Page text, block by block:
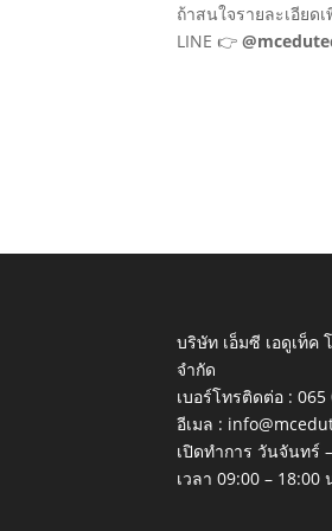
ถ้าสนใจรายละเอีย
LINE 👉
บริษัท เอ็มซี เอดูเท็ค
จำกัด
เบอร์โทรติดต่อ :065
อีเมล :
เปิดทำการ วันจันทร์
เวลา 09:00 – 18:00